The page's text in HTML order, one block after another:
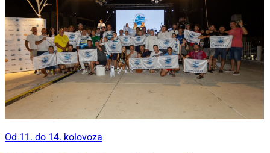
Od 11. do 14. kolovoza